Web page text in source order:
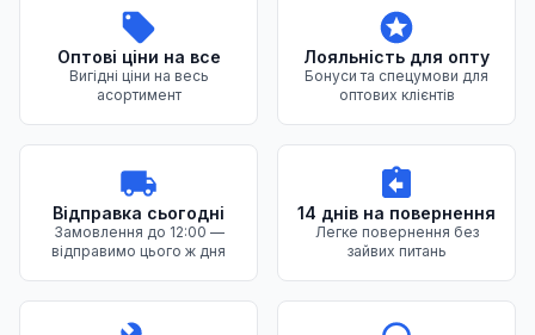
Оптові ціни на все
Вигідні ціни на весь
асортимент
Лояльність для опту
Бонуси та спецумови для
оптових клієнтів
Відправка сьогодні
Замовлення до 12:00 —
відправимо цього ж дня
14 днів на повернення
Легке повернення без
зайвих питань